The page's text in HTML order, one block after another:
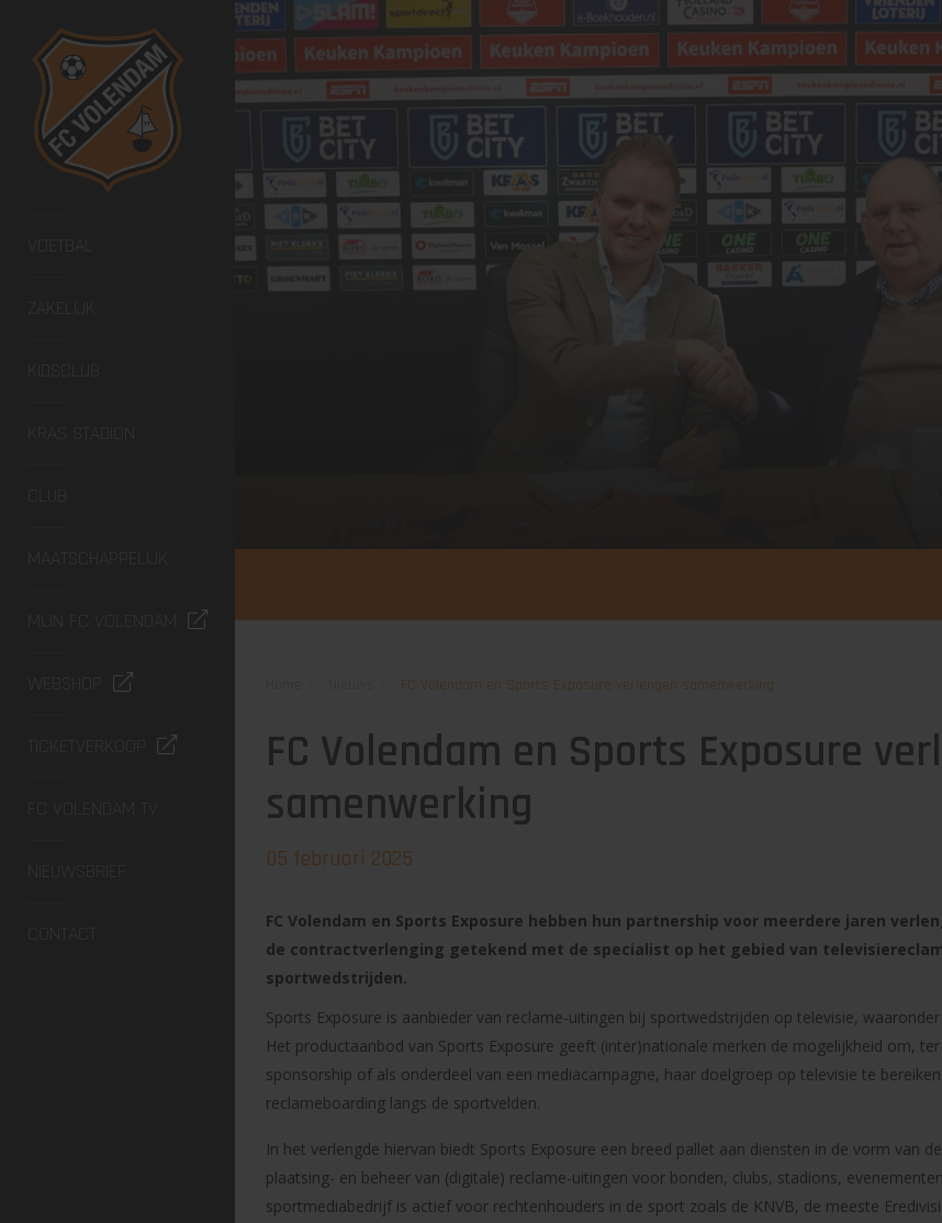
VOETBAL
KRAS STADION
MAATSCHAPPELIJK
MIJN FC VOLENDAM
WEBSHOP
TICKETVERKOOP
FC VOLENDAM TV
NIEUWSBRIEF
CONTACT
FC Volendam en Sports Exposure verlengen samenwerking
FC Volendam en Sports Exposure
samenwerking
05 februari 2025
FC Volendam en Sports Exposure hebben hun partnership voor meerdere jaren
de contractverlenging getekend met de specialist op het gebied van
sportwedstrijden.
Sports Exposure is aanbieder van reclame-uitingen bij sportwedstrijden op televisie,
Het productaanbod van Sports Exposure geeft (inter)nationale merken de mogelijkheid om,
sponsorship of als onderdeel van een mediacampagne, haar doelgroep op televisie te
reclameboarding langs de sportvelden.
In het verlengde hiervan biedt Sports Exposure een breed pallet aan diensten in de vorm van
plaatsing- en beheer van (digitale) reclame-uitingen voor bonden, clubs, stadions,
sportmediabedrijf is actief voor rechtenhouders in de sport zoals de KNVB, de meeste